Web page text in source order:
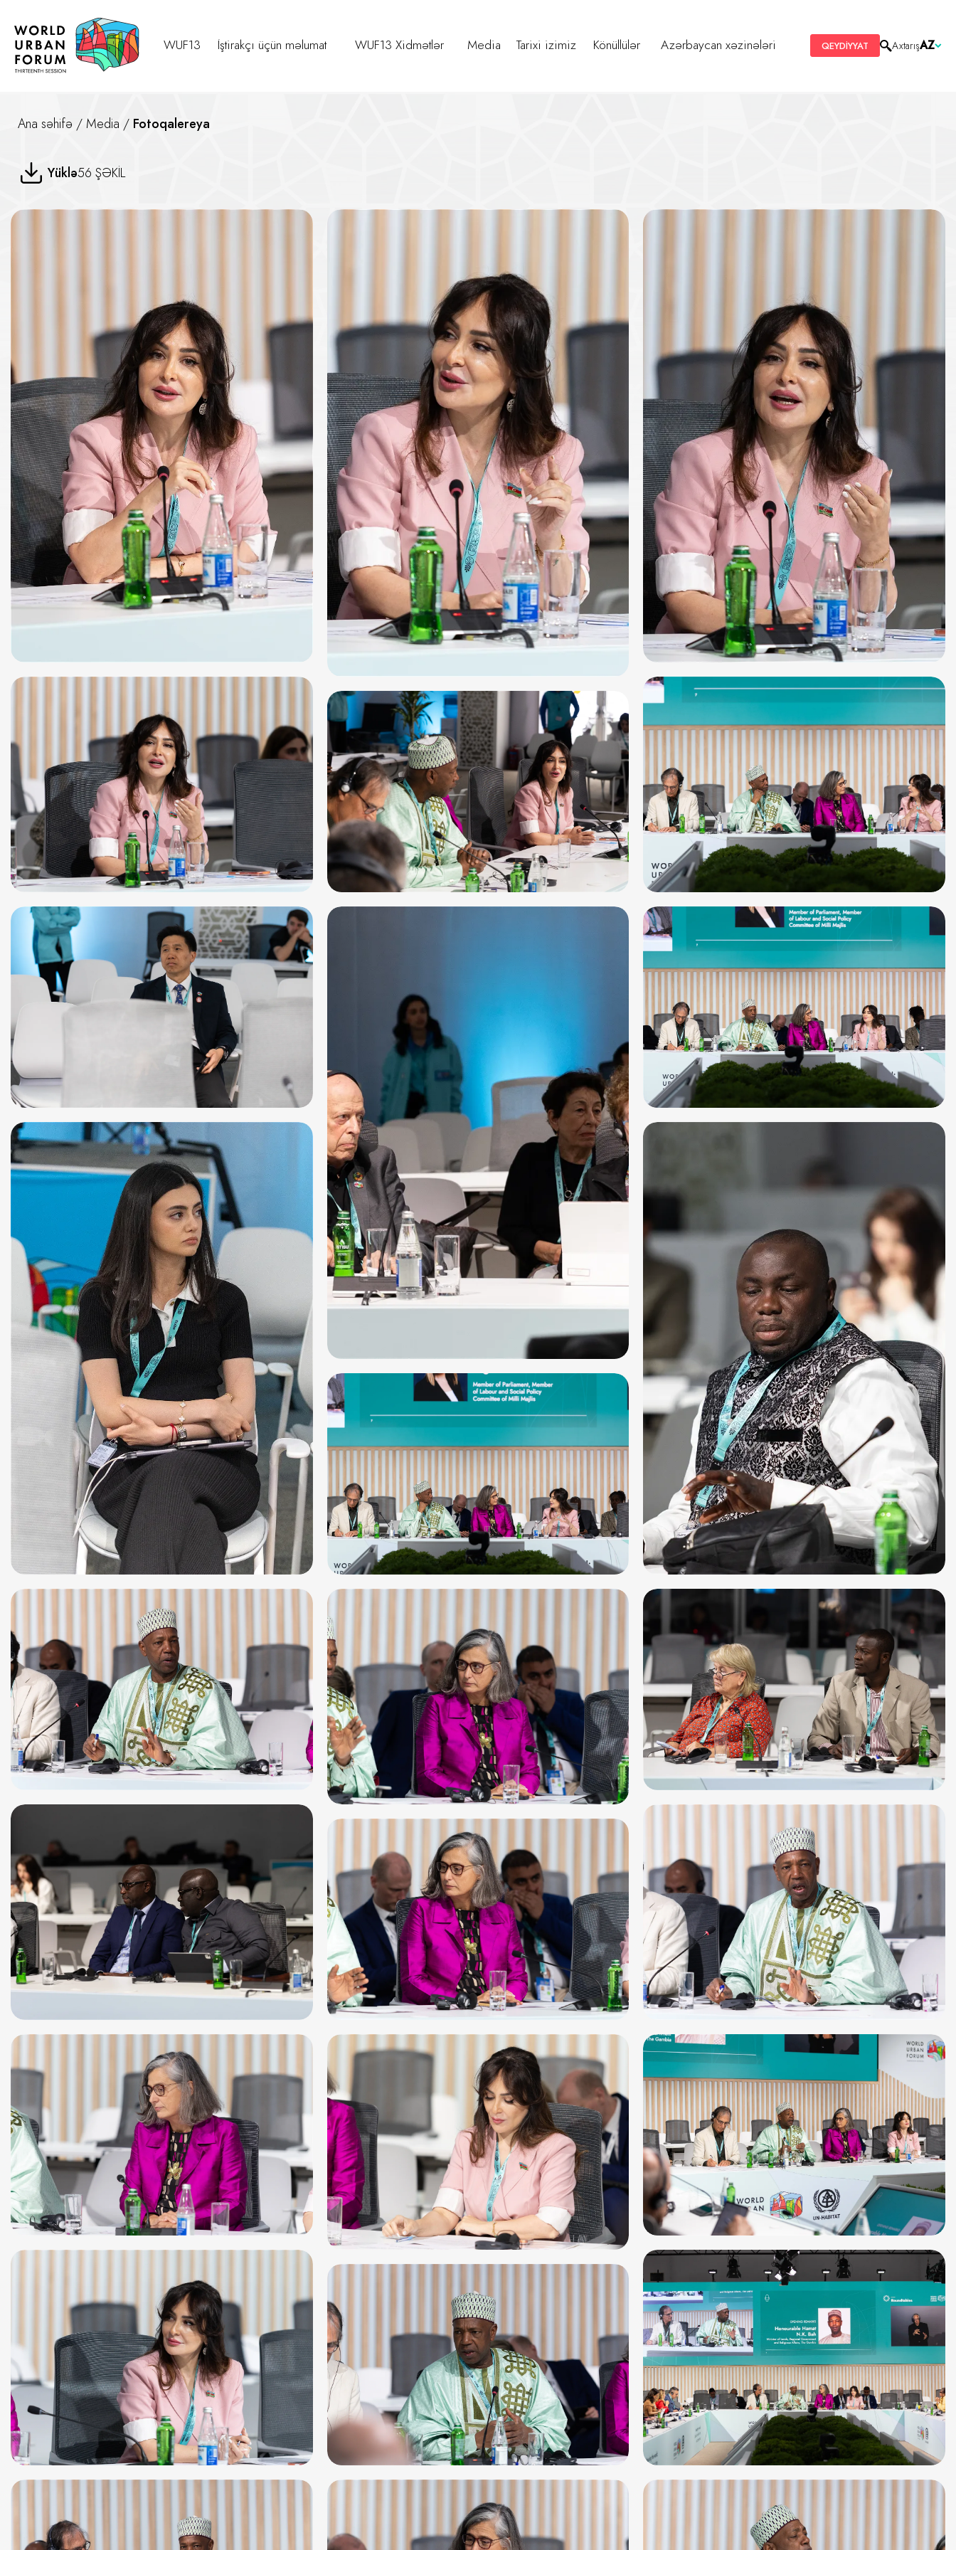
WUF13 İştirakçı üçün məlumat WUF13 Xidmətlər Media Tarixi izimiz Könüllülər Azərbaycan xəzinələri QEYDİYYAT AxtarışAZ
Ana səhifə /Media / Fotoqalereya
Yaşlı Şəxslərin Hüquqları üzrə Dəyirmi Masa
Yüklə56 ŞƏKİL